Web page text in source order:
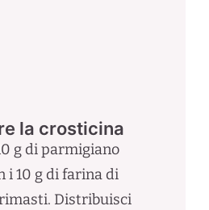
la crosticina
g di parmigiano
i 10 g di farina di
Distribuisci